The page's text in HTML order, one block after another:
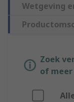
Wetgeving
Zoek
of